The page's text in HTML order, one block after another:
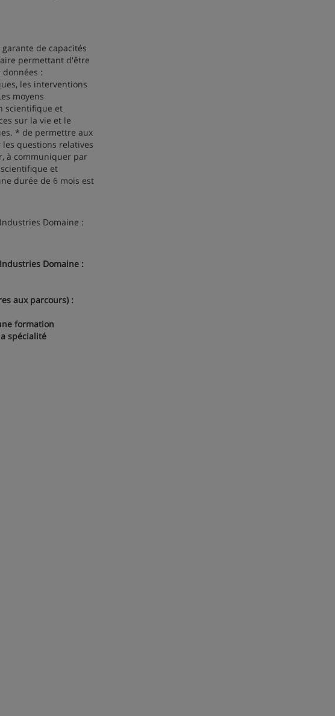
de capacités
permettant d'être
:
les interventions
moyens
scientifique et
sur la vie et le
* de permettre aux
questions relatives
à communiquer par
et
durée de 6 mois est
Domaine :
Domaine :
aux parcours) :
formation
spécialité